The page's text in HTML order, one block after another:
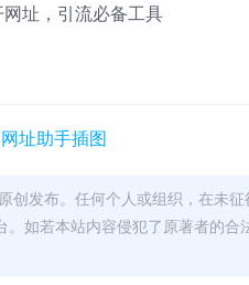
址，引流必备工具
创发布。任何个人或组织，在未
如若本站内容侵犯了原著者的合